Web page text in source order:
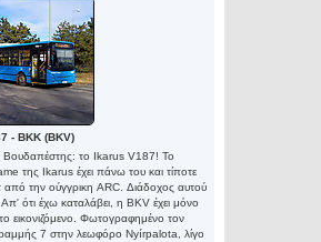
- BKK (BKV)
το Ikarus V187! Το
της Ikarus έχει πάνω του και τίποτε
την ούγγρικη ARC. Διάδοχος αυτού
ότι έχω καταλάβει, η BKV έχει μόνο
εικονιζόμενο. Φωτογραφημένο τον
7 στην λεωφόρο Nyírpalota, λίγο